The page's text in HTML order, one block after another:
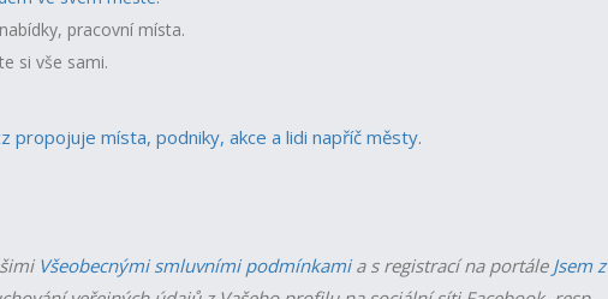
pracovní místa.
si vše sami.
propojuje místa, podniky, akce a lidi napříč městy.
Všeobecnými smluvními podmínkamia s registrací na portále Jsem z